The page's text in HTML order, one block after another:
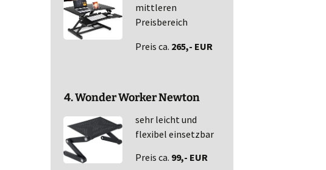
mittleren
Preisbereich
Preis ca. 265,- EUR
4. Wonder Worker Newton
sehr leicht und
flexibel einsetzbar
Preis ca. 99,- EUR